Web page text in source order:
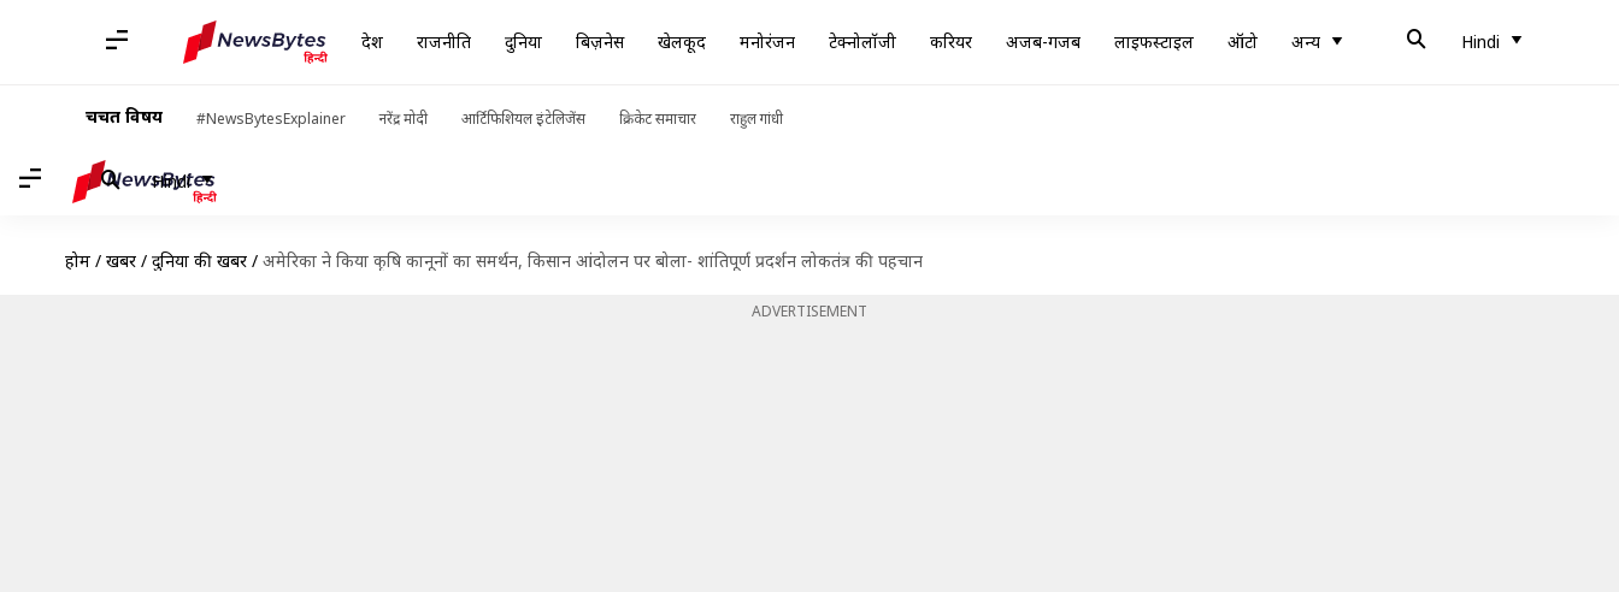
देश राजनीति दुनिया बिज़नेस खेलकूद मनोरंजन टेक्नोलॉजी करियर अजब-गजब लाइफस्टाइल ऑटो अन्य Hindi
चर्चित विषय #NewsBytesExplainer नरेंद्र मोदी आर्टिफिशियल इंटेलिजेंस क्रिकेट समाचार राहुल गांधी
Hindi
होम / खबरें / दुनिया की खबरें / अमेरिका ने किया कृषि कानूनों का समर्थन, किसान आंदोलन पर बोला- शांतिपूर्ण प्रदर्शन लोकतंत्र की पहचान
ADVERTISEMENT